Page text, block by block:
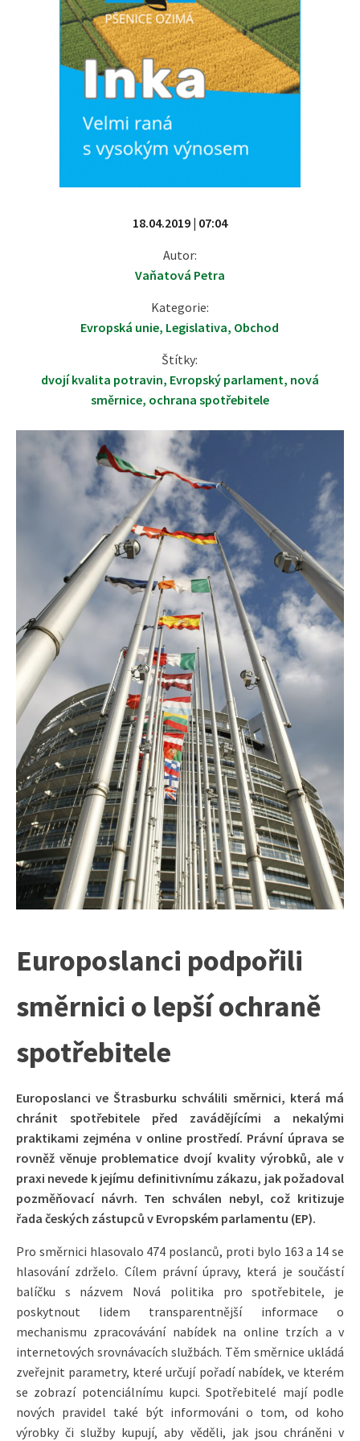
18.04.2019 | 07:04
Autor:
Vaňatová Petra
Kategorie:
Evropská unie, Legislativa, Obchod
Štítky:
dvojí kvalita potravin, Evropský parlament, nová
směrnice, ochrana spotřebitele
Europoslanci podpořili
směrnici o lepší ochraně
spotřebitele
Europoslanci ve Štrasburku schválili směrnici, která má
chránit spotřebitele před zavádějícími a nekalými
praktikami zejména v online prostředí. Právní úprava se
rovněž věnuje problematice dvojí kvality výrobků, ale v
praxi nevede k jejímu definitivnímu zákazu, jak požadoval
pozměňovací návrh. Ten schválen nebyl, což kritizuje
řada českých zástupců v Evropském parlamentu (EP).
Pro směrnici hlasovalo 474 poslanců, proti bylo 163 a 14 se
hlasování zdrželo. Cílem právní úpravy, která je součástí
balíčku s názvem Nová politika pro spotřebitele, je
poskytnout lidem transparentnější informace o
mechanismu zpracovávání nabídek na online trzích a v
internetových srovnávacích službách. Těm směrnice ukládá
zveřejnit parametry, které určují pořadí nabídek, ve kterém
se zobrazí potenciálnímu kupci. Spotřebitelé mají podle
nových pravidel také být informováni o tom, od koho
výrobky či služby kupují, aby věděli, jak jsou chráněni v